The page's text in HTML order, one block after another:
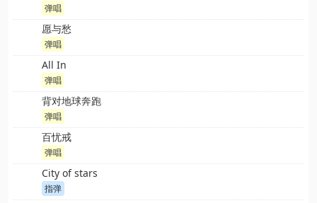
弹唱
愿与愁
弹唱
All In
弹唱
背对地球奔跑
弹唱
百忧戒
弹唱
City of stars
指弹